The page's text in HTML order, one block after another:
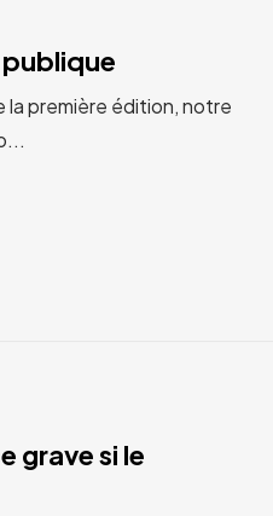
la première édition, notre
grave si le